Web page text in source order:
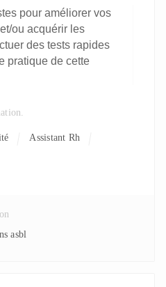
pour améliorer vos
ou acquérir les
des tests rapides
pratique de cette
Assistant Rh
asbl